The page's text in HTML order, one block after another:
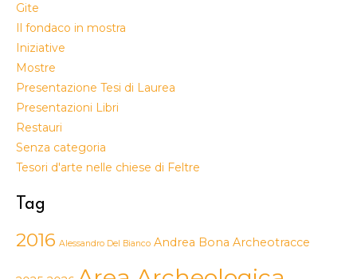
Gite
Il fondaco in mostra
Iniziative
Mostre
Presentazione Tesi di Laurea
Presentazioni Libri
Restauri
Senza categoria
Tesori d'arte nelle chiese di Feltre
Tag
2016 Alessandro Del Bianco Andrea Bona Archeotracce